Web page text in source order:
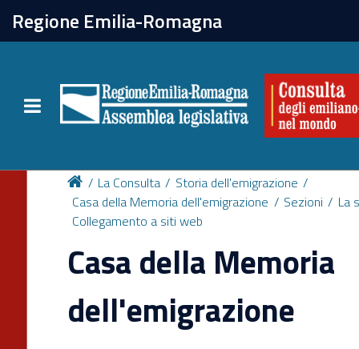
Regione Emilia-Romagna
Toggle navigation
chiudi
Attività
Per chi vive all'estero
Newsletter
La Consulta
Storia dell'emigrazione
Casa della Memoria dell'emigrazione
Sezioni
La
Collegamento a siti web
Casa della Memoria
dell'emigrazione